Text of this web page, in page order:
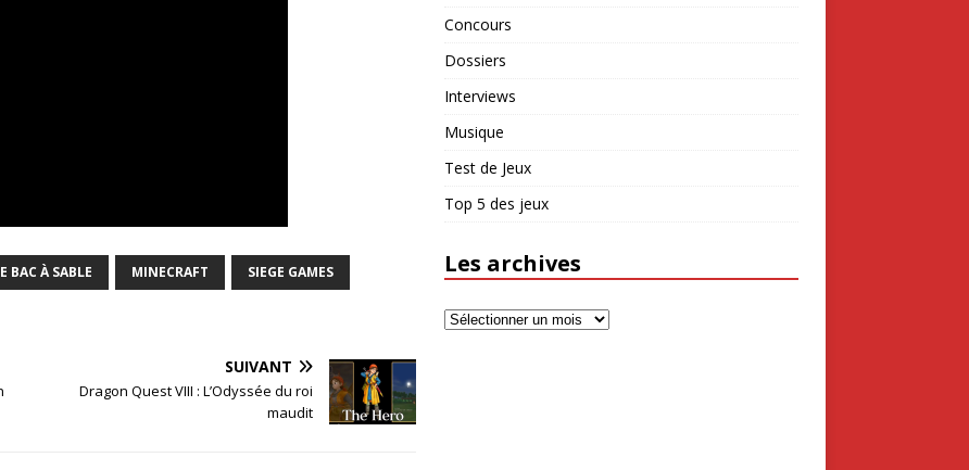
BAC À SABLE MINECRAFT SIEGE GAMES
SUIVANT
Dragon Quest VIII : L’Odyssée du roi
maudit
Concours
Dossiers
Interviews
Musique
Test de Jeux
Top 5 des jeux
Les archives